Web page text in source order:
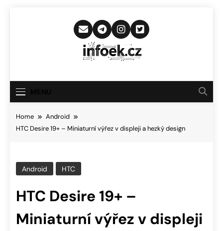
Infoek.cz
Novinkám
Home
Android
HTC Desire 19+ – Miniaturní výřez v displeji a hezký design
Android HTC
HTC Desire 19+ –
Miniaturní výřez v displeji